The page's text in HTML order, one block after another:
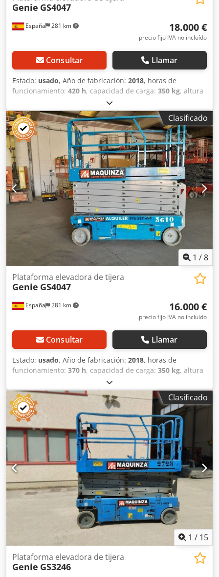
España 281 km
Genie GS4047
18.000 €
precio fijo IVA no incluído
Consultar Llamar
Estado: usado, Año de fabricación: 2018, horas de
funcionamiento: 420 h, capacidad de carga: 350 kg, altura
, tipo de combustible:
Año de fabricación: 2018 Altura de trabajo: 1.370 cm
Ubicación: Pamplona (Navarra) Plataforma elevadora de
ocasión Genie GS4047 de 13,7 metros. Esta tijera de
elevación a batería autopropulsada está revisada y
operativa y lista para trabajar. Esta plataforma cuenta con
barandilla plegables, una capacidad de carga de 350 kg. y
una capacidad de pendiente franqueable del 25%.
Djdpfxey Nwuwj Afvsck CE
Clasificado
1 /8
España 281 km
Plataforma elevadora de tijera
Genie GS4047
16.000 €
precio fijo IVA no incluído
Consultar Llamar
Estado: usado, Año de fabricación: 2018, horas de
funcionamiento: 370 h, capacidad de carga: 350 kg, altura
, tipo de combustible:
Año de fabricación: 2018 Peso en vacío: 3.221 kg PBV: 3.571
kg Dimensiones (lxanxal): 248 x 119 x 254 cm Altura de
trabajo: 1.370 cm Ubicación: San Sebastián (Guipúzcoa)
Dsdpfx Asy Nw A Ijfvjck Plataforma elevadora de ocasión
Genie GS4047 de 13,7 metros. Esta tijera de elevación a
batería autopropulsada está revisada y operativa y lista
para trabajar. Esta plataforma cuenta con barandilla
plegables, una capacidad de carga de 350 kg. Y una
capacidad de pendiente franqueable del 25%. Presenta
neumáticos sin marcas de 38x13x28. CE
Clasificado
1 / 15
Plataforma elevadora de tijera
Genie GS3246